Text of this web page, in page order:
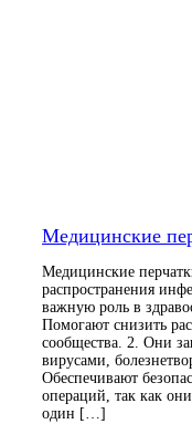
Медицинские
Медицинские
распространения
важную роль в
Помогают снизить
сообщества. 2. Они
вирусами,
Обеспечивают
операций, так как
один […]